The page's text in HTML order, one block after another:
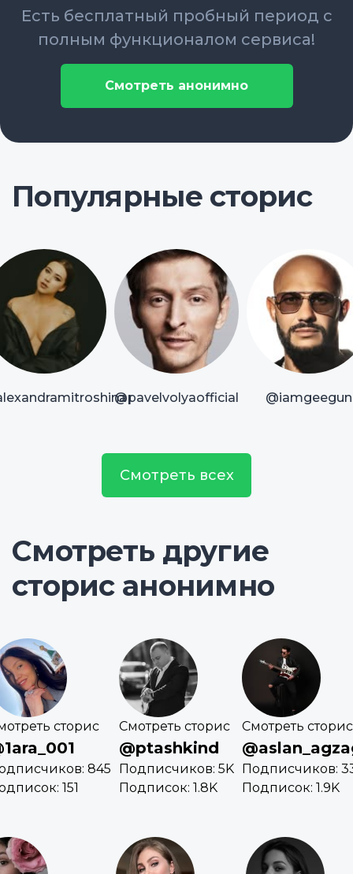
Есть бесплатный пробный период с
полным функционалом сервиса!
Смотреть анонимно
Популярные сторис
@pavelvolyaofficial @iamgeegun
Смотреть всех
Смотреть другие
сторис анонимно
сторис
845
151
Смотреть сторис
@ptashkind
Подписчиков: 5K
Подписок: 1.8K
Смотреть сторис
Подписчиков:
Подписок: 1.9K